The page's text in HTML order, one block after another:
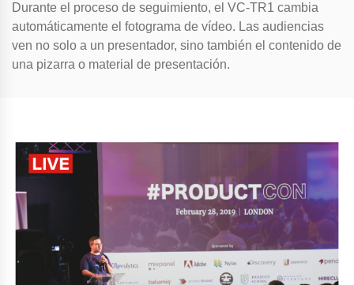
Durante el proceso de seguimiento, el VC-TR1 cambia
automáticamente el fotograma de vídeo. Las audiencias
ven no solo a un presentador, sino también el contenido de
una pizarra o material de presentación.